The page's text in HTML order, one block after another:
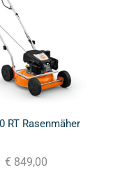
RT Rasenmäher
€ 849,00